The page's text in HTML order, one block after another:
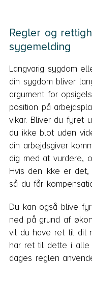
Regler og
sygemelding
Langvarig sygdom
din sygdom bliver
argument for
position på
vikar. Bliver du fyret
du ikke blot uden
din arbejdsgiver
dig med at vurdere,
Hvis den ikke er det,
så du får
Du kan også blive
ned på grund af
vil du have ret til dit
har ret til dette i alle
dages reglen